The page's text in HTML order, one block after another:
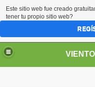
Este sitio web fue creado
tener tu propio sitio web?